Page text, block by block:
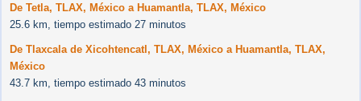
De Tetla, TLAX, México a Huamantla, TLAX, México
25.6 km, tiempo estimado 27 minutos
De Tlaxcala de Xicohtencatl, TLAX, México a Huamantla, TLAX,
México
43.7 km, tiempo estimado 43 minutos